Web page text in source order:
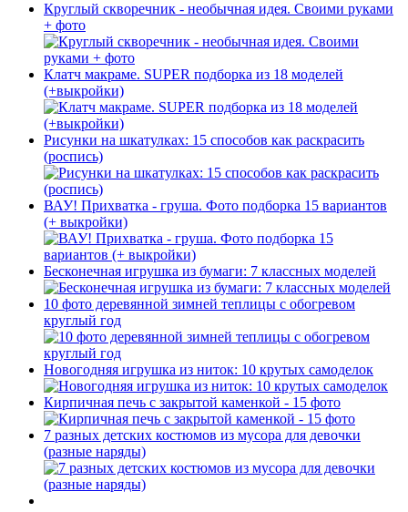
Круглый скворечник - необычная идея. Своими руками
+ фото
Клатч макраме. SUPER подборка из 18 моделей
(+выкройки)
Рисунки на шкатулках: 15 способов как раскрасить
(роспись)
ВАУ! Прихватка - груша. Фото подборка 15 вариантов
(+ выкройки)
Бесконечная игрушка из бумаги: 7 классных моделей
10 фото деревянной зимней теплицы с обогревом
круглый год
Новогодняя игрушка из ниток: 10 крутых самоделок
Кирпичная печь с закрытой каменкой - 15 фото
7 разных детских костюмов из мусора для девочки
(разные наряды)